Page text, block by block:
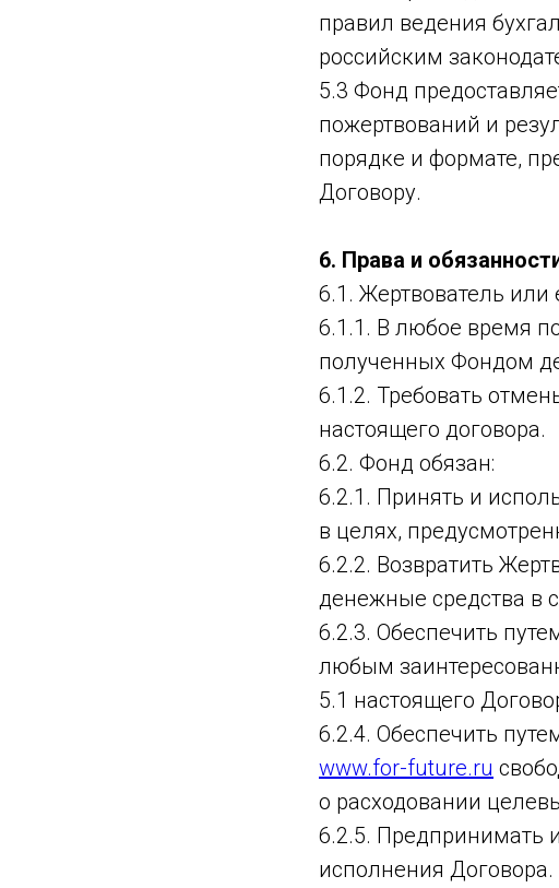
правил ведения
российским
5.3 Фонд
пожертвований и
порядке и формате,
Договору.
6. Права и
6.1. Жертвователь
6.1.1. В любое время
полученных Фондом
6.1.2. Требовать
настоящего договора.
6.2. Фонд обязан:
6.2.1. Принять и
в целях,
6.2.2. Возвратить
денежные средства в
6.2.3. Обеспечить
любым
5.1 настоящего
6.2.4. Обеспечить
www.for-future.ru
о расходовании
6.2.5. Предпринимать
исполнения Договора.